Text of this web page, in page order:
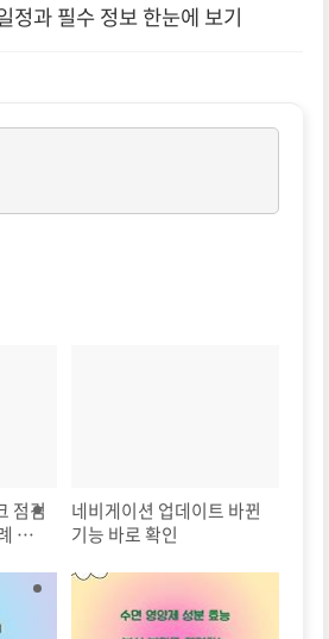
정과 필수 정보 한눈에 보기
점검
포
네비게이션 업데이트 바뀐
기능 바로 확인